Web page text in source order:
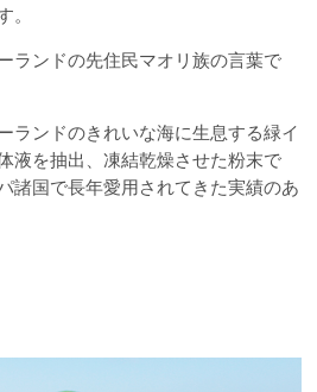
。
ランドの先住民マオリ族の言葉で
ランドのきれいな海に生息する緑イ
液を抽出、凍結乾燥させた粉末で
諸国で長年愛用されてきた実績のあ